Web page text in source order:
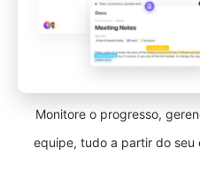
Monitore o progresso,
equipe, tudo a partir do seu